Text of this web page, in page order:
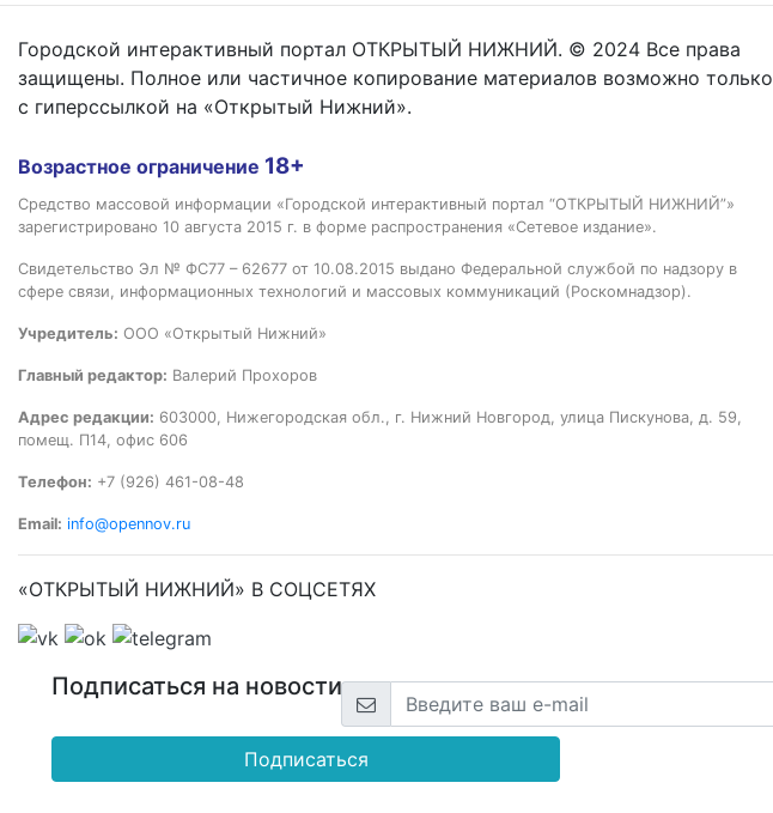
Городской интерактивный портал ОТКРЫТЫЙ НИЖНИЙ. © 2024 Все права
защищены. Полное или частичное копирование материалов возможно только
с гиперссылкой на «Открытый Нижний».
Возрастное ограничение 18+
Средство массовой информации «Городской интерактивный портал “ОТКРЫТЫЙ НИЖНИЙ”»
зарегистрировано 10 августа 2015 г. в форме распространения «Сетевое издание».
Свидетельство Эл № ФС77 – 62677 от 10.08.2015 выдано Федеральной службой по надзору в
сфере связи, информационных технологий и массовых коммуникаций (Роскомнадзор).
Учредитель: ООО «Открытый Нижний»
Главный редактор: Валерий Прохоров
Адрес редакции: 603000, Нижегородская обл., г. Нижний Новгород, улица Пискунова, д. 59,
помещ. П14, офис 606
Телефон: +7 (926) 461-08-48
Email: info@opennov.ru
«ОТКРЫТЫЙ НИЖНИЙ» В СОЦСЕТЯХ
Подписаться на новости
Подписаться